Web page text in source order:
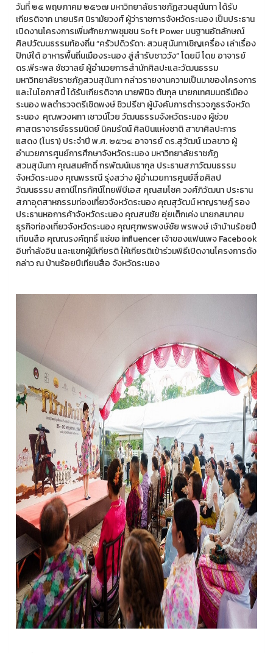
วันที่ ๒๕ พฤษภาคม ๒๕๖๗ มหาวิทยาลัยราชภัฏสวนสุนันทา ได้รับ
เกียรติจาก นายนริศ นิรามัยวงศ์ ผู้ว่าราชการจังหวัดระนอง เป็นประธาน
เปิดงานโครงการเพิ่มศักยภาพชุมชน Soft Power บนฐานอัตลักษณ์
ศิลปวัฒนธรรมท้องถิ่น “ครัวปดิวรัดา: สวนสุนันทาเชิญเครื่อง เล่าเรื่อง
ปักษ์ใต้ อาหารพื้นถิ่นเมืองระนอง สู่สำรับชาววัง” โดยมี โดย อาจารย์
ดร.พีระพล ชัชวาลย์ ผู้อำนวยการสำนักศิลปะและวัฒนธรรม
มหาวิทยาลัยราชภัฏสวนสุนันทา กล่าวรายงานความเป็นมาของโครงการ
และในโอกาสนี้ ได้รับเกียรติจาก นายพินิจ ตันกุล นายกเทศมนตรีเมือง
ระนอง พลตำรวจตรีเชิดพงษ์ ชิวปรีชา ผู้บังคับการตำรวจภูธรจังหวัด
ระนอง คุณพวงผกา เชาวน์ไวย วัฒนธรรมจังหวัดระนอง ผู้ช่วย
ศาสตราจารย์ธรรมนิตย์ นิคมรัตน์ ศิลปินแห่งชาติ สาขาศิลปะการ
แสดง (โนรา) ประจำปี พ.ศ. ๒๕๖๔ อาจารย์ ดร.สุวัฒน์ นวลขาว ผู้
อำนวยการศูนย์การศึกษาจังหวัดระนอง มหาวิทยาลัยราชภัฏ
สวนสุนันทา คุณสมศักดิ์ กรพัฒน์เมธากุล ประธานสภาวัฒนธรรม
จังหวัดระนอง คุณพรรณี รุ่งสว่าง ผู้อำนวยการศูนย์สื่อศิลป
วัฒนธรรม สถานีโทรทัศน์ไทยพีบีเอส คุณสมโชค วงศ์ภิวัฒนา ประธาน
สภาอุตสาหกรรมท่องเที่ยวจังหวัดระนอง คุณสุวัฒน์ หาญราษฎ์ รอง
ประธานหอการค้าจังหวัดระนอง คุณสนชัย อุ่ยเต็กเค่ง นายกสมาคม
ธุรกิจท่องเที่ยวจังหวัดระนอง คุณศุภพรพงษ์ชัย พรพงษ์ เจ้าบ้านร้อยปี
เทียนสือ คุณณรงค์ฤทธิ์ แซ่ขอ influencer เจ้าของแฟนเพจ Facebook
อินกำลังอิน และแขกผู้มีเกียรติ ให้เกียรติเข้าร่วมพิธีเปิดงานโครงการดัง
กล่าว ณ บ้านร้อยปีเทียนสือ จังหวัดระนอง